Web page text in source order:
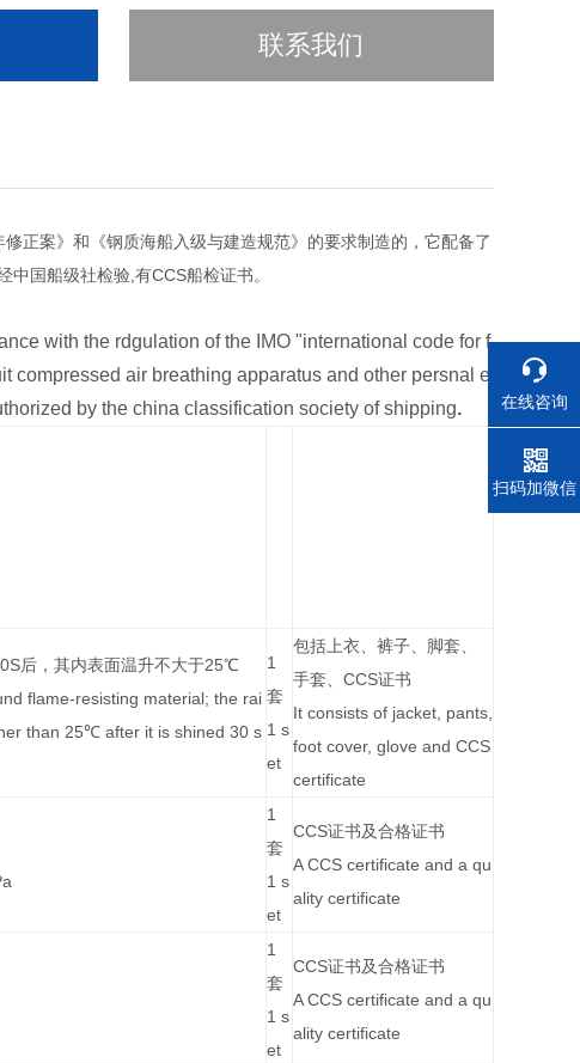
联系我们
正案》和《钢质海船入级与建造规范》的要求制造的，它配备了
国船级社检验,有CCS船检证书。
with the rdgulation of the IMO "international code for f
compressed air breathing apparatus and other persnal e
by the china classification society of shipping.
后，其内表面温升不大于25℃
flame-resisting material; the rai
than 25℃ after it is shined 30 s
1
套
1 s
et
包括上衣、裤子、脚套、
手套、CCS证书
It consists of jacket, pants,
foot cover, glove and CCS
certificate
1
套
1 s
et
CCS证书及合格证书
A CCS certificate and a qu
ality certificate
1
套
1 s
et
CCS证书及合格证书
A CCS certificate and a qu
ality certificate
在线咨询
电话
扫码加微信